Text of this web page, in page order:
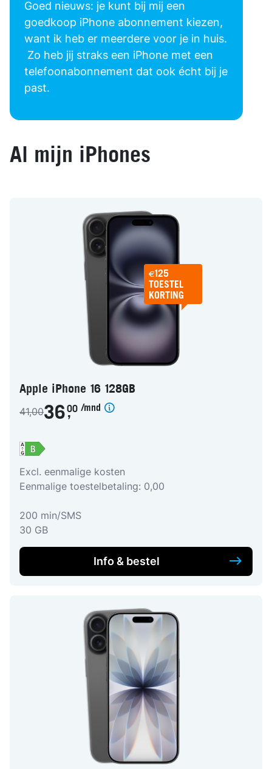
Goed nieuws: je kunt bij mij een
goedkoop iPhone abonnement kiezen,
want ik heb er meerdere voor je in huis.
Zo heb jij straks een iPhone met een
telefoonabonnement dat ook écht bij je
past.
Al mijn iPhones
€125
TOESTEL
KORTING
Apple iPhone 16 128GB
41,0036,
00 /mnd
Excl. eenmalige kosten
Eenmalige toestelbetaling: 0,00
200 min/SMS
30 GB
Info & bestel